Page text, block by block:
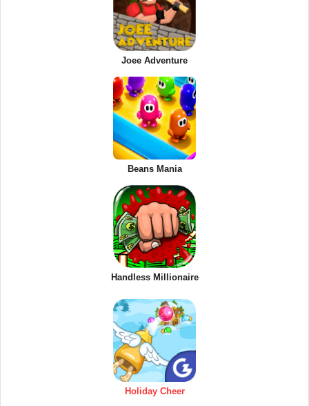
Joee Adventure
Beans Mania
Handless Millionaire
Holiday Cheer